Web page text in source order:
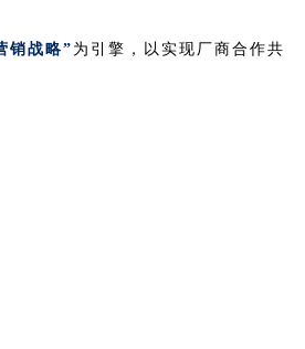
销战略” 为引擎，以实现厂商合作共